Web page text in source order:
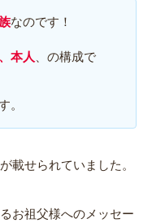
なのです！
本人
、の構成で
。
載せられていました。
お祖父様へのメッセー